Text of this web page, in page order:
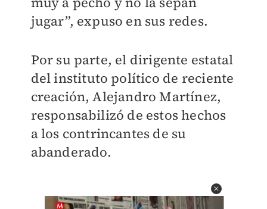
jugar”, expuso en sus redes.
Por su parte, el dirigente estatal
del instituto político de reciente
creación, Alejandro Martínez,
responsabilizó de estos hechos
a los contrincantes de su
abanderado.